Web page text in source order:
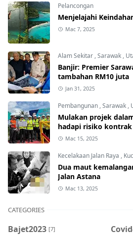
Pelancongan
Menjelajahi
Mac 7, 2025
Alam Sekitar ,Sarawak ,
Banjir: Premier
tambahan RM10 juta
Jan 31, 2025
Pembangunan ,Sarawak ,
Mulakan projek
hadapi risiko
Mac 15, 2025
Kecelakaan Jalan Raya ,
Dua maut
Jalan Astana
Mac 13, 2025
CATEGORIES
Bajet2023 [7]